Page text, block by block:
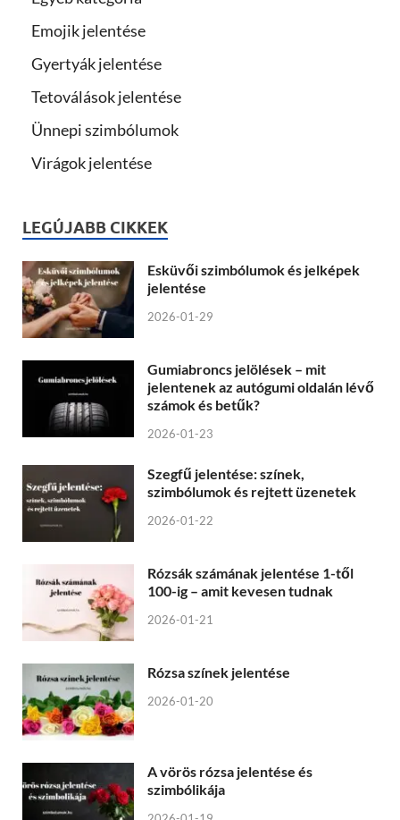
Emojik jelentése
Gyertyák jelentése
Tetoválások jelentése
Ünnepi szimbólumok
Virágok jelentése
LEGÚJABB CIKKEK
Esküvői szimbólumok és jelképek
jelentése
2026-01-29
Gumiabroncs jelölések – mit
jelentenek az autógumi oldalán lévő
számok és betűk?
2026-01-23
Szegfű jelentése: színek,
szimbólumok és rejtett üzenetek
2026-01-22
Rózsák számának jelentése 1-től
100-ig – amit kevesen tudnak
2026-01-21
Rózsa színek jelentése
2026-01-20
A vörös rózsa jelentése és
szimbólikája